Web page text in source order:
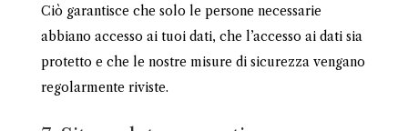
Ciò garantisce che solo le persone necessarie
abbiano accesso ai tuoi dati, che l’accesso ai dati sia
protetto e che le nostre misure di sicurezza vengano
regolarmente riviste.